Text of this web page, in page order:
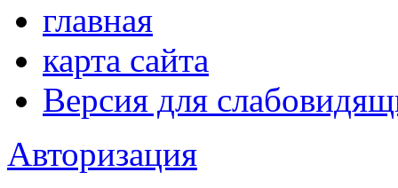
главная
карта сайта
Версия для
Авторизация